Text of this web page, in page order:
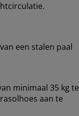
een stalen paal
minimaal 35 kg te
aan te